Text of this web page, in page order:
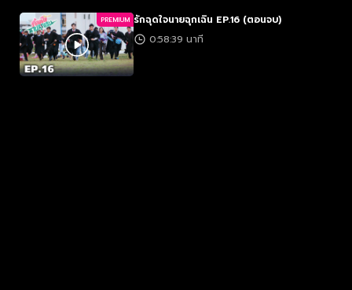
PREMIUM รักฉุดใจนายฉุกเฉิน EP.16 (ตอนจบ)
0:58:39 นาที